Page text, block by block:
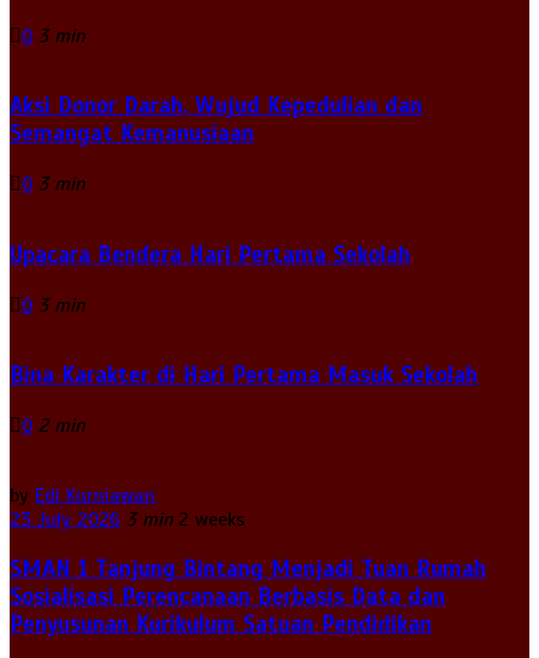
0 3 min
Aksi Donor Darah, Wujud Kepedulian dan
Semangat Kemanusiaan
0 3 min
Upacara Bendera Hari Pertama Sekolah
0 3 min
Bina Karakter di Hari Pertama Masuk Sekolah
0 2 min
by Edi Kurniawan
23 July 2026 3 min 2 weeks
SMAN 1 Tanjung Bintang Menjadi Tuan Rumah
Sosialisasi Perencanaan Berbasis Data dan
Penyusunan Kurikulum Satuan Pendidikan